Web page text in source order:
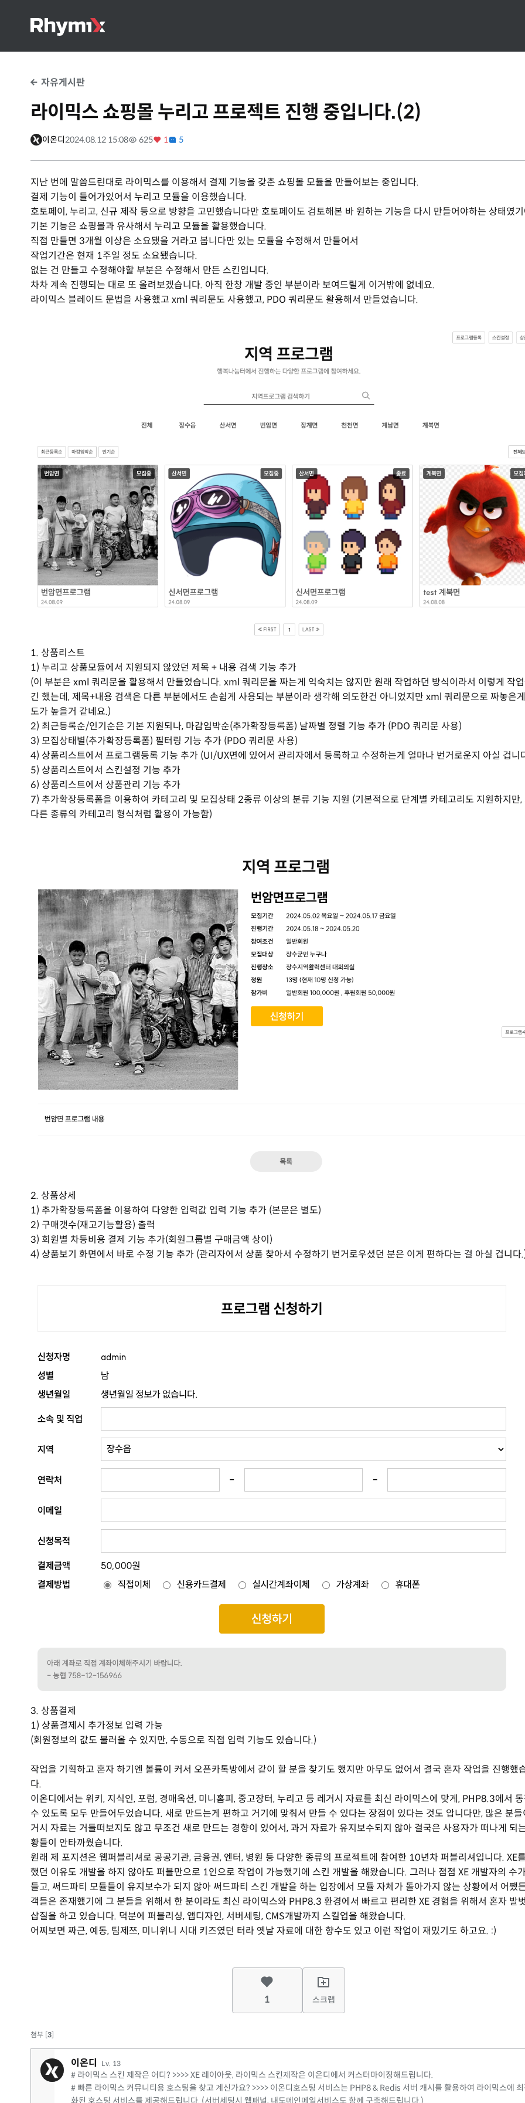
자유게시판
라이믹스 쇼핑몰 누리고 프로젝트 진행 중입니다.(2)
이온디2024.08.12 15:08 625 1 5
지난 번에 말씀드린대로 라이믹스를 이용해서 결제 기능을 갖춘 쇼핑몰 모듈을 만들어보는 중입니다.
결제 기능이 들어가있어서 누리고 모듈을 이용했습니다.
호토페이, 누리고, 신규 제작 등으로 방향을 고민했습니다만 호토페이도 검토해본 바 원하는 기능을 다시 만들어야하는 상태였
기본 기능은 쇼핑몰과 유사해서 누리고 모듈을 활용했습니다.
직접 만들면 3개월 이상은 소요됐을 거라고 봅니다만 있는 모듈을 수정해서 만들어서
작업기간은 현재 1주일 정도 소요됐습니다.
없는 건 만들고 수정해야할 부분은 수정해서 만든 스킨입니다.
차차 계속 진행되는 대로 또 올려보겠습니다. 아직 한창 개발 중인 부분이라 보여드릴게 이거밖에 없네요.
라이믹스 블레이드 문법을 사용했고 xml 쿼리문도 사용했고, PDO 쿼리문도 활용해서 만들었습니다.
1. 상품리스트
1) 누리고 상품모듈에서 지원되지 않았던 제목 + 내용 검색 기능 추가
(이 부분은 xml 쿼리문을 활용해서 만들었습니다. xml 쿼리문을 짜는게 익숙치는 않지만 원래 작업하던 방식이라서 이렇게 작
긴 했는데, 제목+내용 검색은 다른 부분에서도 손쉽게 사용되는 부분이라 생각해 의도한건 아니었지만 xml 쿼리문으로 짜놓은
도가 높을거 같네요.)
2) 최근등록순/인기순은 기본 지원되나, 마감임박순(추가확장등록폼) 날짜별 정렬 기능 추가 (PDO 쿼리문 사용)
3) 모집상태별(추가확장등록폼) 필터링 기능 추가 (PDO 쿼리문 사용)
4) 상품리스트에서 프로그램등록 기능 추가 (UI/UX면에 있어서 관리자에서 등록하고 수정하는게 얼마나 번거로운지 아실 겁니
5) 상품리스트에서 스킨설정 기능 추가
6) 상품리스트에서 상품관리 기능 추가
7) 추가확장등록폼을 이용하여 카테고리 및 모집상태 2종류 이상의 분류 기능 지원 (기본적으로 단계별 카테고리도 지원하지만,
다른 종류의 카테고리 형식처럼 활용이 가능함)
2. 상품상세
1) 추가확장등록폼을 이용하여 다양한 입력값 입력 기능 추가 (본문은 별도)
2) 구매갯수(재고기능활용) 출력
3) 회원별 차등비용 결제 기능 추가(회원그룹별 구매금액 상이)
4) 상품보기 화면에서 바로 수정 기능 추가 (관리자에서 상품 찾아서 수정하기 번거로우셨던 분은 이게 편하다는 걸 아실 겁니다
3. 상품결제
1) 상품결제시 추가정보 입력 가능
(회원정보의 값도 불러올 수 있지만, 수동으로 직접 입력 기능도 있습니다.)
작업을 기획하고 혼자 하기엔 볼륨이 커서 오픈카톡방에서 같이 할 분을 찾기도 했지만 아무도 없어서 결국 혼자 작업을 진행했
다.
이온디에서는 위키, 지식인, 포럼, 경매옥션, 미니홈피, 중고장터, 누리고 등 레거시 자료를 최신 라이믹스에 맞게, PHP8.3에서
수 있도록 모두 만들어두었습니다. 새로 만드는게 편하고 거기에 맞춰서 만들 수 있다는 장점이 있다는 것도 압니다만, 많은 분
거시 자료는 거들떠보지도 않고 무조건 새로 만드는 경향이 있어서, 과거 자료가 유지보수되지 않아 결국은 사용자가 떠나게 되
황들이 안타까웠습니다.
원래 제 포지션은 웹퍼블리셔로 공공기관, 금융권, 엔터, 병원 등 다양한 종류의 프로젝트에 참여한 10년차 퍼블리셔입니다. XE
했던 이유도 개발을 하지 않아도 퍼블만으로 1인으로 작업이 가능했기에 스킨 개발을 해왔습니다. 그러나 점점 XE 개발자의 수
들고, 써드파티 모듈들이 유지보수가 되지 않아 써드파티 스킨 개발을 하는 입장에서 모듈 자체가 돌아가지 않는 상황에서 어쨌
객들은 존재했기에 그 분들을 위해서 한 분이라도 최신 라이믹스와 PHP8.3 환경에서 빠르고 편리한 XE 경험을 위해서 혼자 발
삽질을 하고 있습니다. 덕분에 퍼블리싱, 앱디자인, 서버세팅, CMS개발까지 스킬업을 해왔습니다.
어찌보면 짜근, 예동, 팀제쯔, 미니위니 시대 키즈였던 터라 옛날 자료에 대한 향수도 있고 이런 작업이 재밌기도 하고요. :)
1 스크랩
첨부 [3]
이온디 Lv. 13
# 라이믹스 스킨 제작은 어디? >>>> XE 레이아웃, 라이믹스 스킨제작은 이온디에서 커스터마이징해드립니다.
# 빠른 라이믹스 커뮤니티용 호스팅을 찾고 계신가요? >>>> 이온디호스팅 서비스는 PHP8 & Redis 서버 캐시를 활용하여 라이믹스에
화된 호스팅 서비스를 제공해드립니다. (서버세팅시 웹패널, 내도메인메일서비스도 함께 구축해드립니다.)